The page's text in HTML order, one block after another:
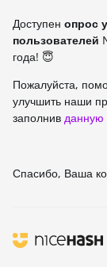
Доступен опрос
пользователей
года! 😇
Пожалуйста,
улучшить наши
заполнив данную
Спасибо, Ваша